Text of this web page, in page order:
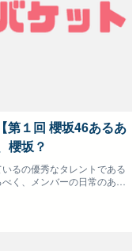
第１回 櫻坂46あるあ
櫻坂？
るの優秀なタレントである
く、メンバーの日常のある
元の「あるあるボタン」を
たあるあるが「ベストオブ